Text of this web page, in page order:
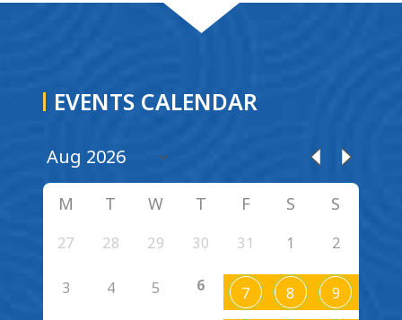
EVENTS CALENDAR
M T W T F S S
27 28 29 30 31 1 2
3 4 5 6 7 8 9